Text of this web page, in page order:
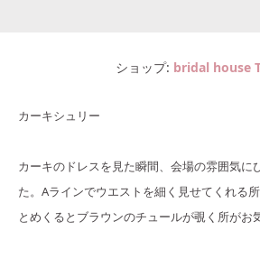
ショップ bridal house
カーキシュリー
カーキのドレスを見た瞬間、会場の雰囲気に
た。Aラインでウエストを細く見せてくれる
とめくるとブラウンのチュールが覗く所がお